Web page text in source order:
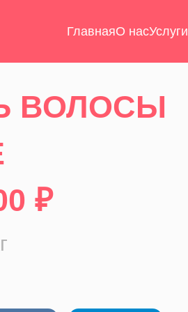
ГлавнаяО насУслуги
ВОЛОСЫ
₽